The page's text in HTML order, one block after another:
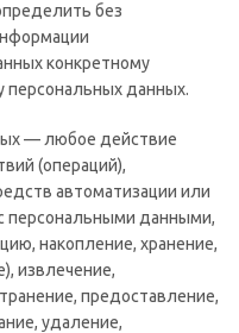
без
конкретному
персональных данных.
— любое действие
(операций),
автоматизации или
персональными данными,
накопление, хранение,
извлечение,
предоставление,
удаление,